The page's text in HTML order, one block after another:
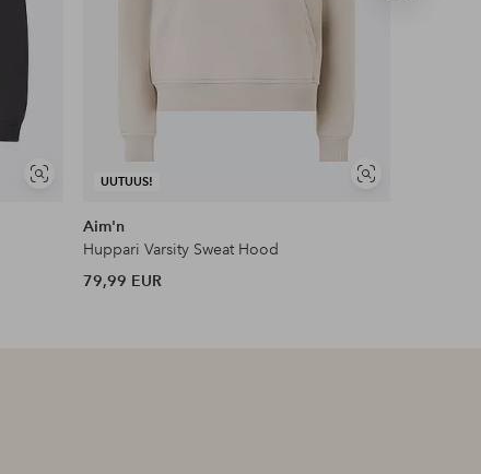
Näytä
UUTUUS!
Näytä
Aim'n
Huppari Varsity Sweat Hood
79,99 EUR